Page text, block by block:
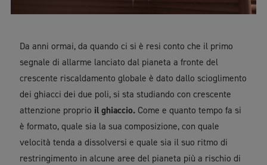
Da anni ormai, da quando ci si è resi conto che il primo
segnale di allarme lanciato dal pianeta a fronte del
crescente riscaldamento globale è dato dallo scioglimento
dei ghiacci dei due poli, si sta studiando con crescente
attenzione proprio il ghiaccio.Come e quanto tempo fa si
è formato, quale sia la sua composizione, con quale
velocità tenda a dissolversi e quale sia il suo ritmo di
restringimento in alcune aree del pianeta più a rischio di